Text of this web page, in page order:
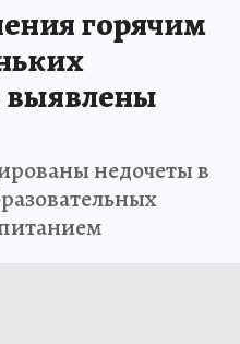
горячим
выявлены
недочеты в